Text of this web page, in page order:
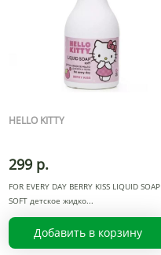
HELLO KITTY
299 р.
FOR EVERY DAY BERRY KISS LIQUID SOAP
SOFT детское жидко
Добавить в корзину